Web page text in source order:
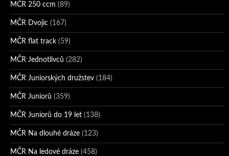
MČR 250 ccm (89)
MČR Dvojic (167)
MČR flat track (59)
MČR Jednotlivců (282)
MČR Juniorských družstev (184)
MČR Juniorů (359)
MČR Juniorů do 19 let (138)
MČR Na dlouhé dráze (123)
MČR Na ledové dráze (458)